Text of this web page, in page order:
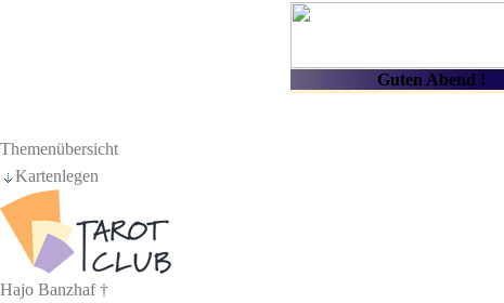
Themenübersicht
Kartenlegen
Hajo Banzhaf †